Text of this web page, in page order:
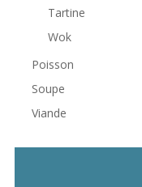
Tartine
Wok
Poisson
Soupe
Viande